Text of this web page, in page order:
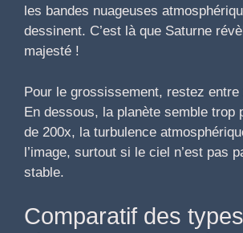
les bandes nuageuses
dessinent. C’est là que Saturne
majesté !
Pour le grossissement, restez entre
En dessous, la planète semble trop
de 200x, la turbulence
l’image, surtout si le ciel n’est pas
stable.
Comparatif des